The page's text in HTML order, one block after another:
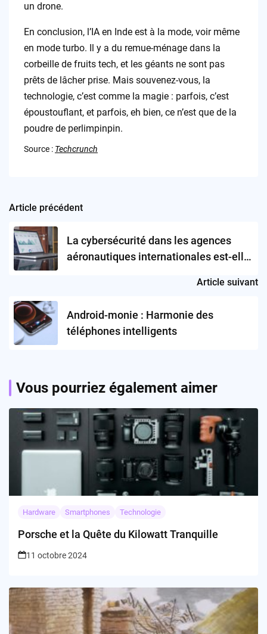
un drone.
En conclusion, l’IA en Inde est à la mode, voir même
en mode turbo. Il y a du remue-ménage dans la
corbeille de fruits tech, et les géants ne sont pas
prêts de lâcher prise. Mais souvenez-vous, la
technologie, c’est comme la magie : parfois, c’est
époustouflant, et parfois, eh bien, ce n’est que de la
poudre de perlimpinpin.
Source : Techcrunch
Post
navigation
Article précédent
La cybersécurité dans les agences
aéronautiques internationales est-elle
Article suivant
Android-monie : Harmonie des
téléphones intelligents
Vous pourriez également aimer
Hardware Smartphones Technologie
Porsche et la Quête du Kilowatt Tranquille
11 octobre 2024